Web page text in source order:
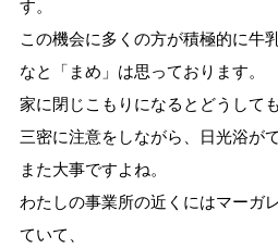
す。
この機会に多くの方が積極的に牛
なと「まめ」は思っております。
家に閉じこもりになるとどうして
三密に注意をしながら、日光浴が
また大事ですよね。
わたしの事業所の近くにはマーガ
ていて、